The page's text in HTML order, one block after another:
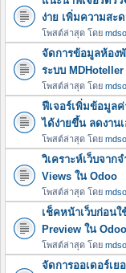
ง่าย เพิ่มความสะ
โพสต์ล่าสุด โดย
จัดการข้อมูลห้อง
ระบบ MDHoteller
โพสต์ล่าสุด โดย
ฟีเจอร์เพิ่มข้อมูลค่
ได้ง่ายขึ้น ลดงาน
โพสต์ล่าสุด โดย
วิเคราะห์เว็บจาก
Views ใน Odoo
โพสต์ล่าสุด โดย
เช็คหน้าเว็บก่อนใ
Preview ใน Odoo
โพสต์ล่าสุด โดย
จัดการออเดอร์เย